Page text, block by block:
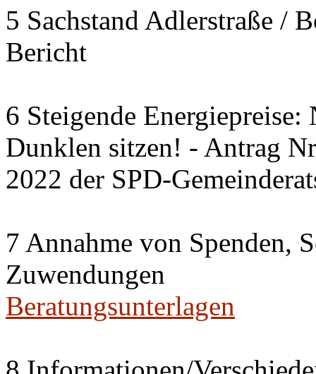
5 Sachstand Adlerstraße /
Bericht
6 Steigende
Dunklen sitzen! - Antrag
2022 der SPD-
7 Annahme von Spenden,
Zuwendungen
Beratungsunterlagen